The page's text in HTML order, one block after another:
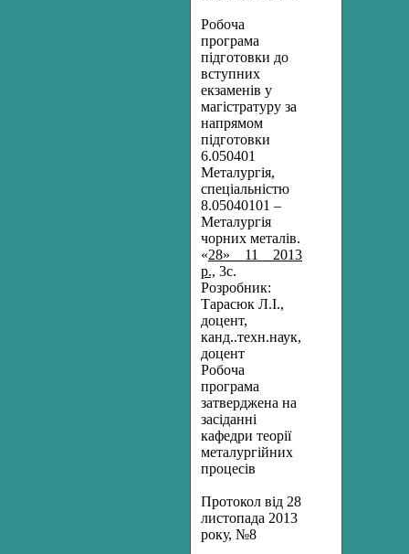
Робоча
програма
підготовки до
вступних
екзаменів у
магістратуру за
напрямом
підготовки
6.050401
Металургія,
спеціальністю
8.05040101 –
Металургія
чорних металів.
«28»__11__2013
р., 3с.
Розробник:
Тарасюк Л.І.,
доцент,
канд..техн.наук,
доцент
Робоча
програма
затверджена на
засіданні
кафедри теорії
металургійних
процесів
Протокол від 28
листопада 2013
року, №8